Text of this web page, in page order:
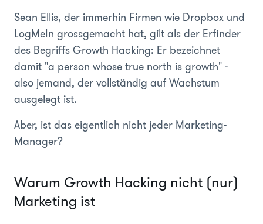
Sean Ellis, der immerhin Firmen wie Dropbox und
LogMeIn grossgemacht hat, gilt als der Erfinder
des Begriffs Growth Hacking: Er bezeichnet
damit "a person whose true north is growth"-
also jemand, der vollständig auf Wachstum
ausgelegt ist.
Aber, ist das eigentlich nicht jeder Marketing-
Manager?
Warum Growth Hacking nicht (nur)
Marketing ist